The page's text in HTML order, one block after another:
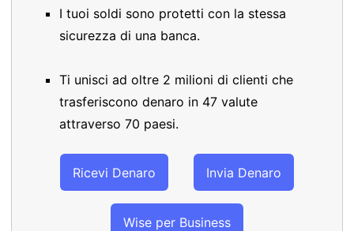
I tuoi soldi sono protetti con la stessa
sicurezza di una banca.
Ti unisci ad oltre 2 milioni di clienti che
trasferiscono denaro in 47 valute
attraverso 70 paesi.
Ricevi Denaro Invia Denaro
Wise per Business